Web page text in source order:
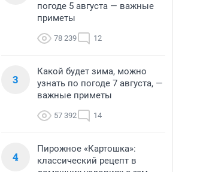
погоде 5 августа — важные
приметы
78 239 12
3
Какой будет зима, можно
узнать по погоде 7 августа, —
важные приметы
57 392 14
4
Пирожное «Картошка»:
классический рецепт в